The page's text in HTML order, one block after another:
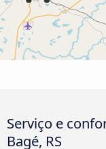
Serviço e
Bagé, RS